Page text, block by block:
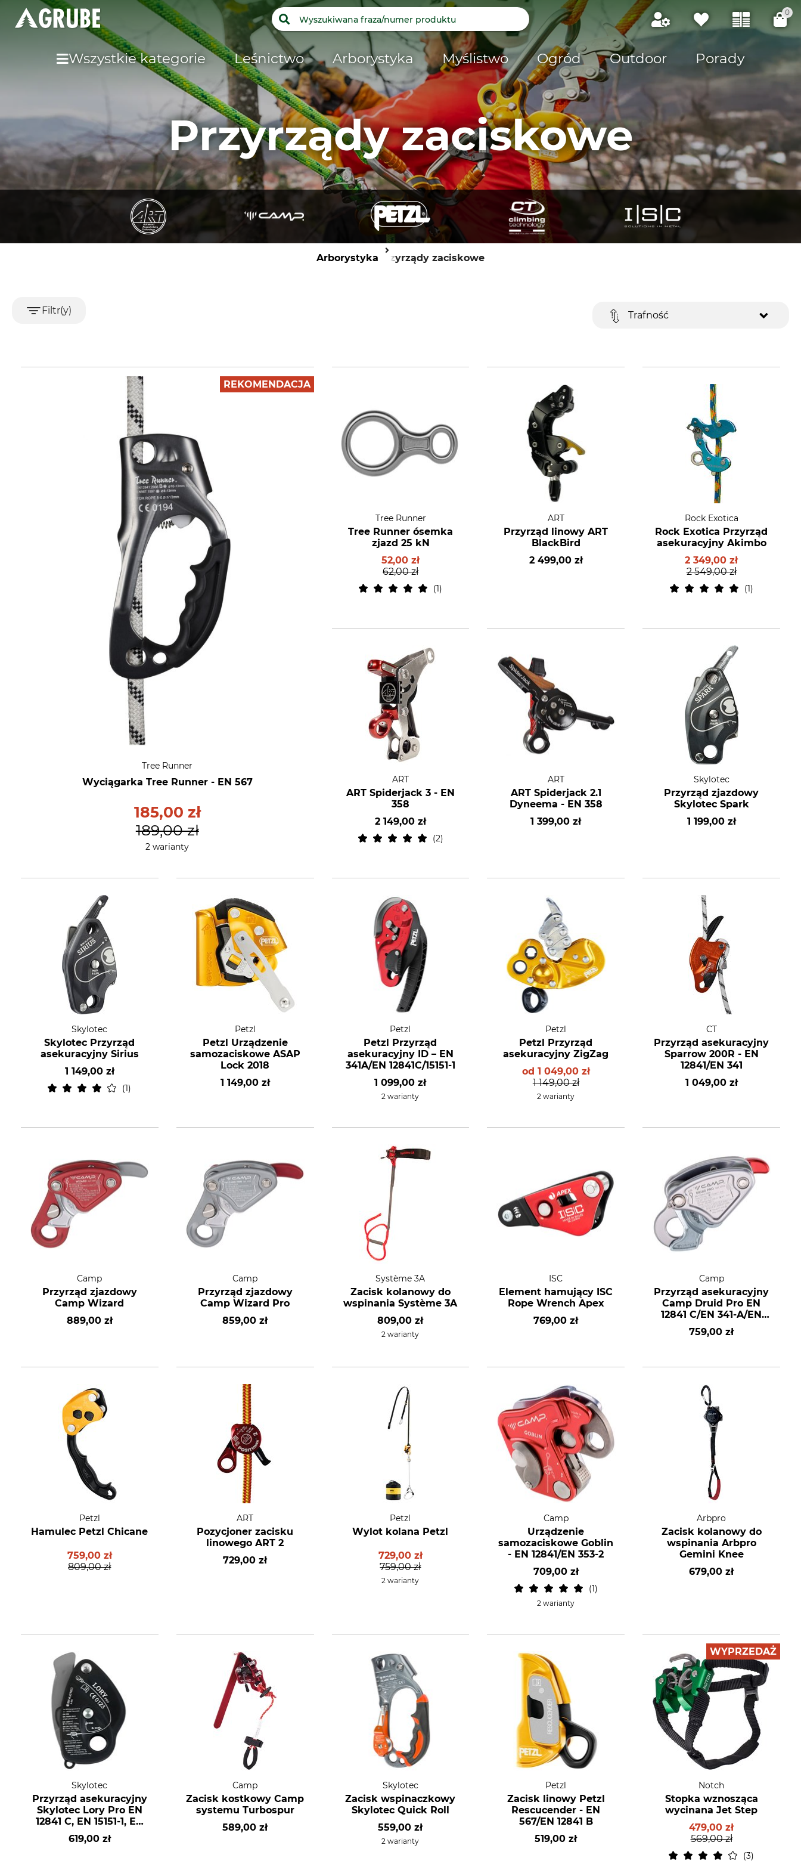
0
Wszystkie kategorie Leśnictwo Arborystyka Myślistwo Ogród Outdoor Porady
Przyrządy zaciskowe
Arborystyka Przyrządy zaciskowe
Filtr(y) Trafność
REKOMENDACJA
Tree Runner
Wyciągarka Tree Runner - EN 567
185,00 zł
189,00 zł
2 warianty
Tree Runner
Tree Runner ósemka
zjazd 25 kN
52,00 zł
62,00 zł
1
ART
Przyrząd linowy ART
BlackBird
2 499,00 zł
Rock Exotica
Rock Exotica Przyrząd
asekuracyjny Akimbo
2 349,00 zł
2 549,00 zł
1
ART
ART Spiderjack 3 - EN
358
2 149,00 zł
2
ART
ART Spiderjack 2.1
Dyneema - EN 358
1 399,00 zł
Skylotec
Przyrząd zjazdowy
Skylotec Spark
1 199,00 zł
Skylotec
Skylotec Przyrząd
asekuracyjny Sirius
1 149,00 zł
1
Petzl
Petzl Urządzenie
samozaciskowe ASAP
Lock 2018
1 149,00 zł
Petzl
Petzl Przyrząd
asekuracyjny ID – EN
341A/EN 12841C/15151-1
1 099,00 zł
2 warianty
Petzl
Petzl Przyrząd
asekuracyjny ZigZag
od 1 049,00 zł
1 149,00 zł
2 warianty
CT
Przyrząd asekuracyjny
Sparrow 200R - EN
12841/EN 341
1 049,00 zł
Camp
Przyrząd zjazdowy
Camp Wizard
889,00 zł
Camp
Przyrząd zjazdowy
Camp Wizard Pro
859,00 zł
Système 3A
Zacisk kolanowy do
wspinania Système 3A
809,00 zł
2 warianty
ISC
Element hamujący ISC
Rope Wrench Apex
769,00 zł
Camp
Przyrząd asekuracyjny
Camp Druid Pro EN
12841 C/EN 341-A/EN
15151-1
759,00 zł
Petzl
Hamulec Petzl Chicane
759,00 zł
809,00 zł
ART
Pozycjoner zacisku
linowego ART 2
729,00 zł
Petzl
Wylot kolana Petzl
729,00 zł
759,00 zł
2 warianty
Camp
Urządzenie
samozaciskowe Goblin
- EN 12841/EN 353-2
709,00 zł
1
2 warianty
Arbpro
Zacisk kolanowy do
wspinania Arbpro
Gemini Knee
679,00 zł
Skylotec
Przyrząd asekuracyjny
Skylotec Lory Pro EN
12841 C, EN 15151-1, EN
341
619,00 zł
Camp
Zacisk kostkowy Camp
systemu Turbospur
589,00 zł
Skylotec
Zacisk wspinaczkowy
Skylotec Quick Roll
559,00 zł
2 warianty
Petzl
Zacisk linowy Petzl
Rescucender - EN
567/EN 12841 B
519,00 zł
WYPRZEDAŻ
Notch
Stopka wznosząca
wycinana Jet Step
479,00 zł
569,00 zł
3